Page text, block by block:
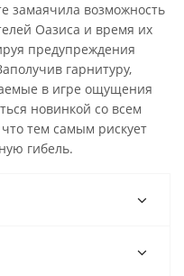
замаячила возможность
Оазиса и время их
предупреждения
гарнитуру,
в игре ощущения
новинкой со всем
тем самым рискует
гибель.